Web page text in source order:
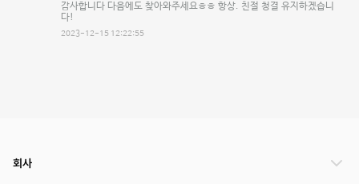
감사합니다 다음에도 찾아와주세요ㅎㅎ 항상. 친절 청결 유지하겠습니
다!
2023-12-15 12:22:55
회사